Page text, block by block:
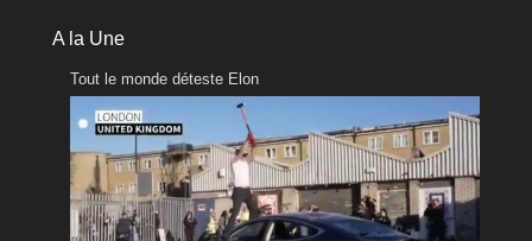
A la Une
Tout le monde déteste Elon